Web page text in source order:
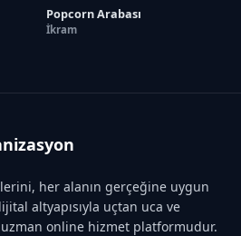
Popcorn Arabası
İkram
her alanın gerçeğine uygun
altyapısıyla uçtan uca ve
online hizmet platformudur.